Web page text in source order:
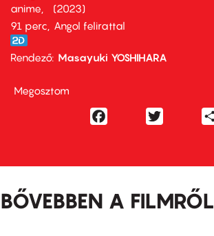
anime
2023
91 perc,
Angol felirattal
Rendező Masayuki YOSHIHARA
Megosztom
Facebook
BŐVEBBEN A FILMRŐL